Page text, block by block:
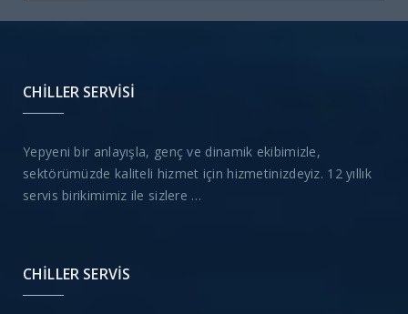
CHILLER SERVISI
Yepyeni bir anlayışla, genç ve dinamik ekibimizle,
sektörümüzde kaliteli hizmet için hizmetinizdeyiz. 12 yıllık
servis birikimimiz ile sizlere …
CHILLER SERVIS